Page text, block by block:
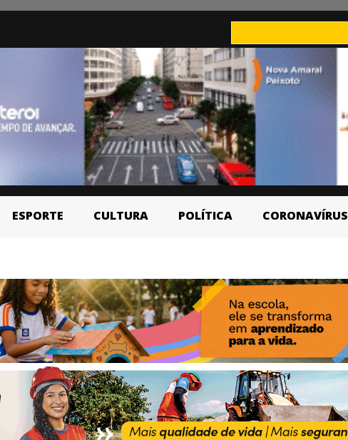
ESPORTE CULTURA POLÍTICA CORONAVÍRUS